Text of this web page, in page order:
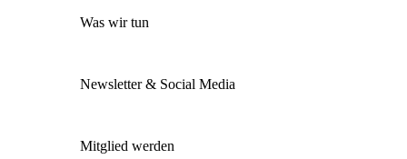
Was wir tun
Newsletter & Social Media
Mitglied werden